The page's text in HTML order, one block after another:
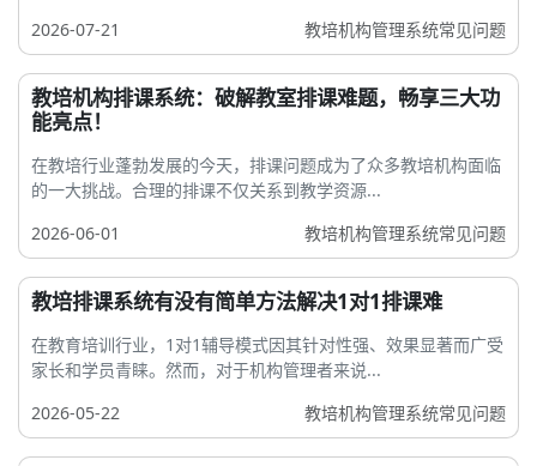
2026-07-21
教培机构管理系统常见问题
教培机构排课系统：破解教室排课难题，畅享三大功
能亮点！
在教培行业蓬勃发展的今天，排课问题成为了众多教培机构面临
的一大挑战。合理的排课不仅关系到教学资源...
2026-06-01
教培机构管理系统常见问题
教培排课系统有没有简单方法解决1对1排课难
在教育培训行业，1对1辅导模式因其针对性强、效果显著而广受
家长和学员青睐。然而，对于机构管理者来说...
2026-05-22
教培机构管理系统常见问题